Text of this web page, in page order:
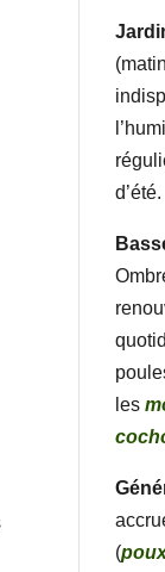
d’été.
les
(